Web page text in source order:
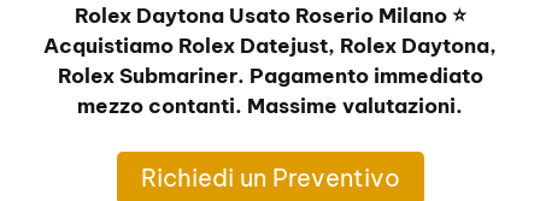
Rolex Daytona Usato Roserio Milano ⭐
Acquistiamo Rolex Datejust, Rolex Daytona,
Rolex Submariner. Pagamento immediato
mezzo contanti. Massime valutazioni.
Richiedi un Preventivo